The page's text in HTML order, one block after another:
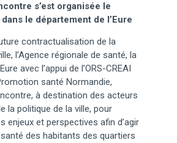
s’est organisée le
dans le département de l’Eure
contractualisation de la
l’Agence régionale de santé, la
avec l’appui de l’ORS-CREAI
santé Normandie,
à destination des acteurs
la politique de la ville, pour
enjeux et perspectives afin d’agir
des habitants des quartiers